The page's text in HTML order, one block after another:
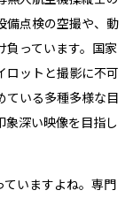
備点検の空撮や、動
負っています。国家
ロットと撮影に不可
ている多種多様な目
象深い映像を目指し
いますよね。専門